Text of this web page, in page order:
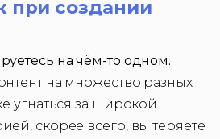
при создании
на чём-то одном.
на множество разных
угнаться за широкой
скорее всего, вы теряете